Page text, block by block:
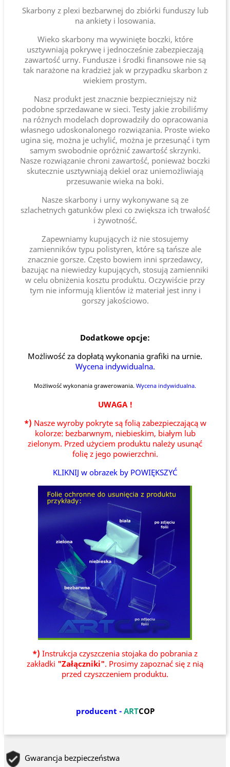
Skarbony z plexi bezbarwnej do zbiórki funduszy lub
na ankiety i losowania.
Wieko skarbony ma wywinięte boczki, które
usztywniają pokrywę i jednocześnie zabezpieczają
zawartość urny. Fundusze i środki finansowe nie są
tak narażone na kradzież jak w przypadku skarbon z
wiekiem prostym.
Nasz produkt jest znacznie bezpieczniejszy niż
podobne sprzedawane w sieci. Testy jakie zrobiliśmy
na różnych modelach doprowadziły do opracowania
własnego udoskonalonego rozwiązania. Proste wieko
ugina się, można je uchylić, można je przesunąć i tym
samym swobodnie opróżnić zawartość skrzynki.
Nasze rozwiązanie chroni zawartość, ponieważ boczki
skutecznie usztywniają dekiel oraz uniemożliwiają
przesuwanie wieka na boki.
Nasze skarbony i urny wykonywane są ze
szlachetnych gatunków plexi co zwiększa ich trwałość
i żywotność.
Zapewniamy kupujących iż nie stosujemy
zamienników typu polistyren, które są tańsze ale
znacznie gorsze. Często bowiem inni sprzedawcy,
bazując na niewiedzy kupujących, stosują zamienniki
w celu obniżenia kosztu produktu. Oczywiście przy
tym nie informują klientów iż materiał jest inny i
gorszy jakościowo.
Dodatkowe opcje:
Możliwość za dopłatą wykonania grafiki na urnie.
Wycena indywidualna.
Możliwość wykonania grawerowania. Wycena indywidualna.
UWAGA !
*) Nasze wyroby pokryte są folią zabezpieczającą w
kolorze: bezbarwnym, niebieskim, białym lub
zielonym. Przed użyciem produktu należy usunąć
folię z jego powierzchni.
KLIKNIJ w obrazek by POWIĘKSZYĆ
*) Instrukcja czyszczenia stojaka do pobrania z
zakładki "Załączniki". Prosimy zapoznać się z nią
przed czyszczeniem produktu.
producent - ARTCOP
Gwarancja bezpieczeństwa